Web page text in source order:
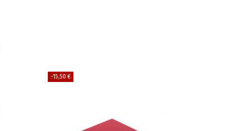
-15,50 €